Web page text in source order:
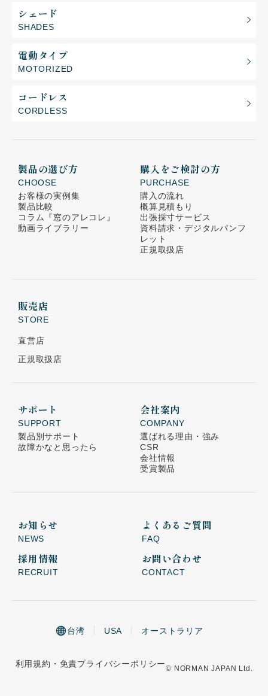
シェード
SHADES
電動タイプ
MOTORIZED
コードレス
CORDLESS
製品の選び方
CHOOSE
お客様の実例集
製品比較
コラム
『窓のアレコレ』
動画ライブラリー
購入をご検討の方
PURCHASE
購入の流れ
概算見積もり
出張採寸サービス
資料請求・デジタルパンフ
レット
正規取扱店
販売店
STORE
直営店
正規取扱店
サポート
SUPPORT
製品別サポート
故障かなと思ったら
会社案内
COMPANY
選ばれる理由・強み
CSR
会社情報
受賞製品
お知らせ
NEWS
よくあるご質問
FAQ
採用情報
RECRUIT
お問い合わせ
CONTACT
台湾 USA オーストラリア
© NORMAN JAPAN Ltd.
利用規約・免責プライバシーポリシー